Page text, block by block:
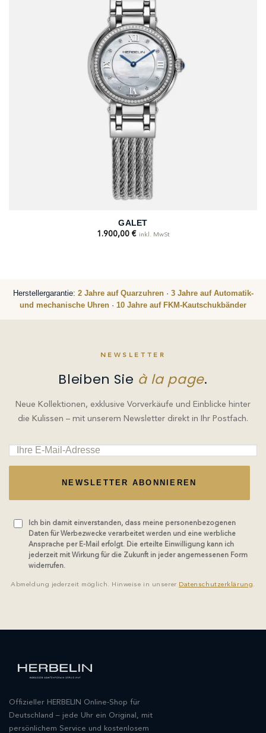
GALET
1.900,00 € inkl. MwSt
Herstellergarantie: 2 Jahre auf Quarzuhren· 3 Jahre auf Automatik-
und mechanische Uhren · 10 Jahre auf FKM-Kautschukbänder
NEWSLETTER
Bleiben Sie à la page.
Neue Kollektionen, exklusive Vorverkäufe und Einblicke hinter
die Kulissen – mit unserem Newsletter direkt in Ihr Postfach.
NEWSLETTER ABONNIEREN
Ich bin damit einverstanden, dass meine personenbezogenen
Daten für Werbezwecke verarbeitet werden und eine werbliche
Ansprache per E-Mail erfolgt. Die erteilte Einwilligung kann ich
jederzeit mit Wirkung für die Zukunft in jeder angemessenen Form
widerrufen.
Abmeldung jederzeit möglich. Hinweise in unserer Datenschutzerklärung.
Offizieller HERBELIN Online-Shop für
Deutschland – jede Uhr ein Original, mit
persönlichem Service und kostenlosem